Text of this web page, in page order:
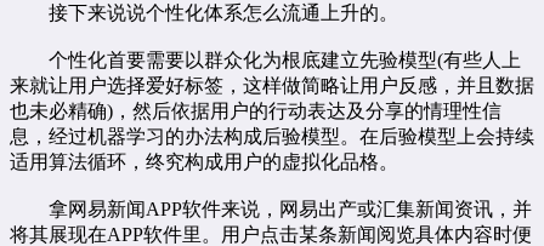
接下来说说个性化体系怎么流通上升的。
个性化首要需要以群众化为根底建立先验模型(有些人上
来就让用户选择爱好标签，这样做简略让用户反感，并且数据
也未必精确)，然后依据用户的行动表达及分享的情理性信
息，经过机器学习的办法构成后验模型。在后验模型上会持续
适用算法循环，终究构成用户的虚拟化品格。
拿网易新闻APP软件来说，网易出产或汇集新闻资讯，并
将其展现在APP软件里。用户点击某条新闻阅览具体内容时便